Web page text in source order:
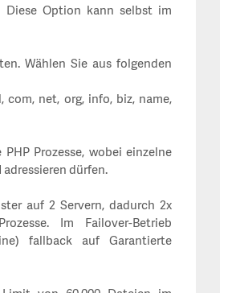
Diese Option kann selbst im
Wählen Sie aus folgenden
com, net, org, info, biz, name,
Prozesse, wobei einzelne
adressieren dürfen.
auf 2 Servern, dadurch 2x
Im Failover-Betrieb
fallback auf Garantierte